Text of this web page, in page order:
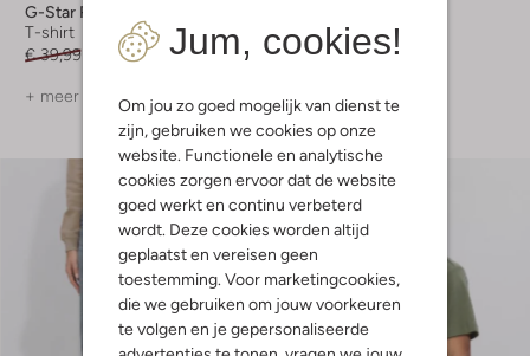
Jum, cookies!
Om jou zo goed mogelijk van dienst te
zijn, gebruiken we cookies op onze
website. Functionele en analytische
cookies zorgen ervoor dat de website
goed werkt en continu verbeterd
wordt. Deze cookies worden altijd
geplaatst en vereisen geen
toestemming. Voor marketingcookies,
die we gebruiken om jouw voorkeuren
te volgen en je gepersonaliseerde
G-Star Raw
T-shirt
€ 39,99
€ 19,99
+ meer kleuren
Polo
€ 69,99 € 34,99
+ meer kleuren